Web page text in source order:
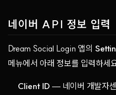
네이버 API 정보 입력
Dream Social Login 앱의
메뉴에서 아래 정보를 입력하세
Client ID — 네이버 개발자